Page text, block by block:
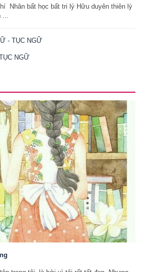
Nhân bất học bất tri lý Hữu duyên thiên lý
...
- TỤC NGỮ
NGỮ